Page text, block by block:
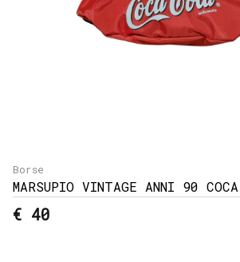
Borse
MARSUPIO VINTAGE ANNI 90
€ 40